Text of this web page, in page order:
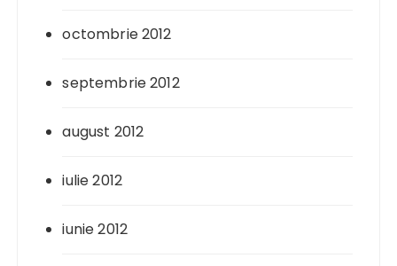
octombrie 2012
septembrie 2012
august 2012
iulie 2012
iunie 2012